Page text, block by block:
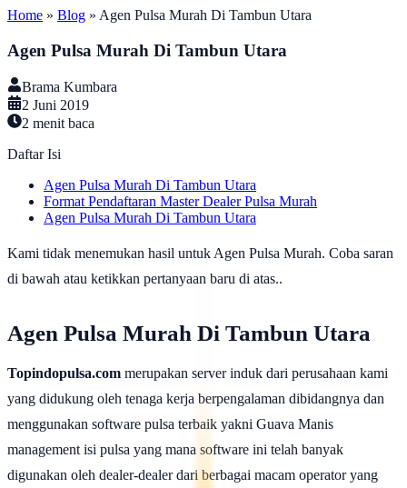
Home » Blog » Agen Pulsa Murah Di Tambun Utara
Agen Pulsa Murah Di Tambun Utara
Brama Kumbara
2 Juni 2019
2 menit baca
Daftar Isi
Agen Pulsa Murah Di Tambun Utara
Format Pendaftaran Master Dealer Pulsa Murah
Agen Pulsa Murah Di Tambun Utara
Kami tidak menemukan hasil untuk Agen Pulsa Murah. Coba saran
di bawah atau ketikkan pertanyaan baru di atas..
Agen Pulsa Murah Di Tambun Utara
Topindopulsa.com merupakan server induk dari perusahaan kami
yang didukung oleh tenaga kerja berpengalaman dibidangnya dan
menggunakan software pulsa terbaik yakni Guava Manis
management isi pulsa yang mana software ini telah banyak
digunakan oleh dealer-dealer dari berbagai macam operator yang